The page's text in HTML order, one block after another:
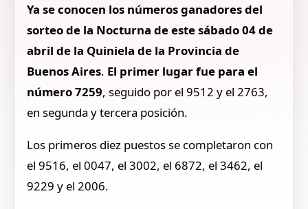
Ya se conocen los números ganadores del
sorteo de la Nocturna de este sábado 04 de
abril de la Quiniela de la Provincia de
Buenos Aires. El primer lugar fue para el
número 7259, seguido por el 9512 y el 2763,
en segunda y tercera posición.
Los primeros diez puestos se completaron con
el 9516, el 0047, el 3002, el 6872, el 3462, el
9229 y el 2006.